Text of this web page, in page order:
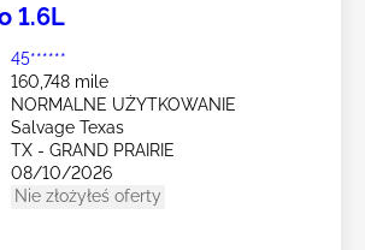
1.6L
45******
160,748 mile
NORMALNE UŻYTKOWANIE
Salvage Texas
TX - GRAND PRAIRIE
08/10/2026
Nie złożyłeś oferty